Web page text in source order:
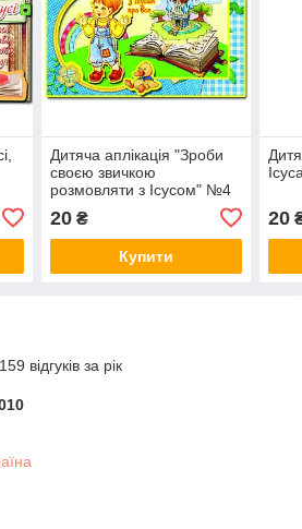
Дитяча аплікація "Зроби
своєю звичкою
розмовляти з Ісусом" №4
20₴
Купити
20
відгуків за рік